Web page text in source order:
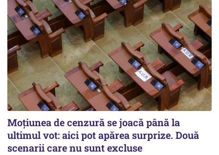
Moțiunea de cenzură se joacă până la
ultimul vot: aici pot apărea surprize. Două
scenarii care nu sunt excluse